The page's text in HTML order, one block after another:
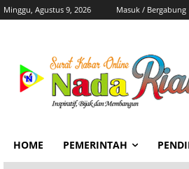
Minggu, Agustus 9, 2026 Masuk / Bergabung
HOME PEMERINTAH